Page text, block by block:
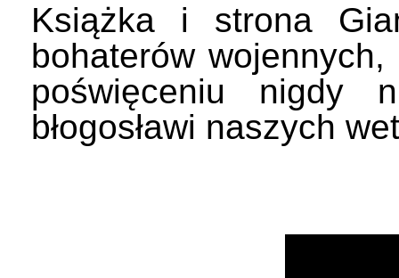
Książka i strona
bohaterów
poświęceniu nigdy
błogosławi naszych